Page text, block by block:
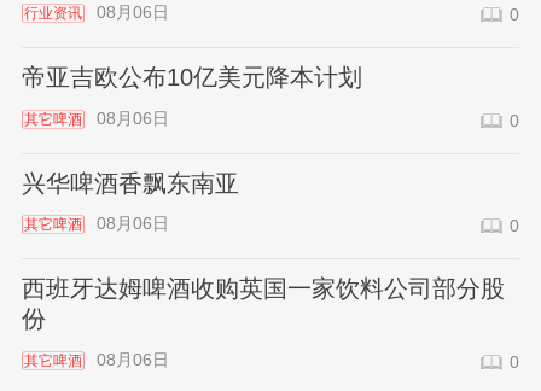
行业资讯 08月06日 0
帝亚吉欧公布10亿美元降本计划
其它啤酒 08月06日 0
兴华啤酒香飘东南亚
其它啤酒 08月06日 0
西班牙达姆啤酒收购英国一家饮料公司部分股
份
其它啤酒 08月06日 0